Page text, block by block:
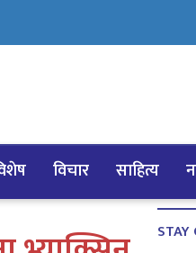
विचार साहित्य
STAY